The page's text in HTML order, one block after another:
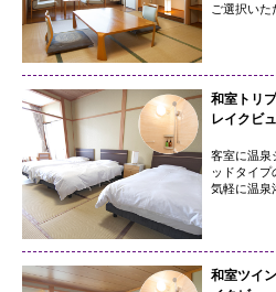
ご選択いた
和室トリ
レイクビ
客室に温泉
ッドタイプ
気軽に温泉
和室ツイ